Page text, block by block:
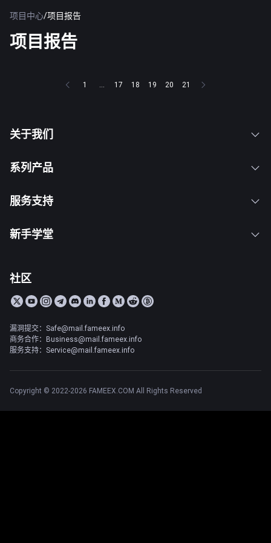
项目中心/项目报告
项目报告
1 ... 17 18 19 20 21
关于我们
系列产品
服务支持
新手学堂
社区
漏洞提交：Safe@mail.fameex.info
商务合作：Business@mail.fameex.info
服务支持：Service@mail.fameex.info
Copyright © 2022-2026 FAMEEX.COM All Rights Reserved